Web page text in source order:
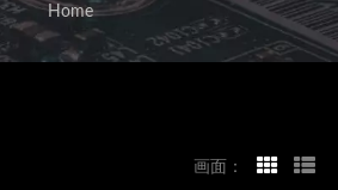
Home
画面：